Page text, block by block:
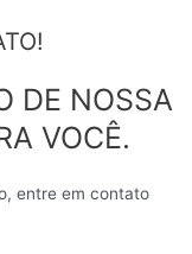
DE NOSSA
VOCÊ.
entre em contato